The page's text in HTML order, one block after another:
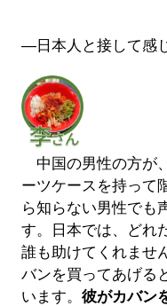
―日本人と接して感
中国の男性の方が
ーツケースを持って
ら知らない男性でも
す。日本では、どれ
誰も助けてくれませ
バンを買ってあげる
います。 彼がカバン